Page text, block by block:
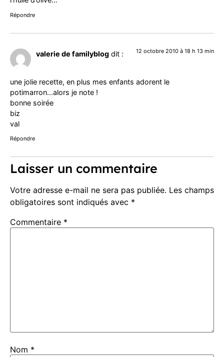
Répondre
valerie de familyblog dit : 12 octobre 2010 à 18 h 13 min
une jolie recette, en plus mes enfants adorent le
potimarron…alors je note !
bonne soirée
biz
val
Répondre
Laisser un commentaire
Votre adresse e-mail ne sera pas publiée. Les champs
obligatoires sont indiqués avec *
Commentaire *
Nom *